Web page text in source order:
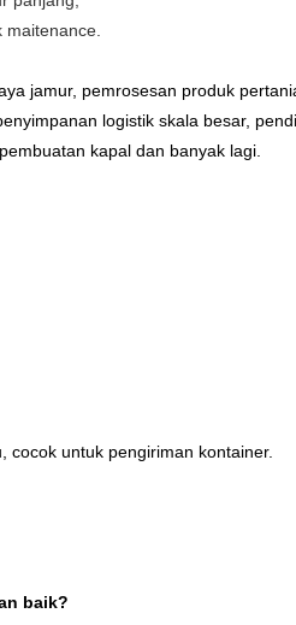
jamur, pemrosesan produk
logistik skala besar,
kapal dan banyak lagi.
untuk pengiriman kontainer.
baik?